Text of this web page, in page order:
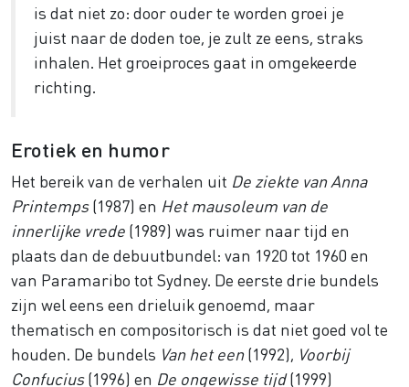
is dat niet zo: door ouder te worden groei je
juist naar de doden toe, je zult ze eens, straks
inhalen. Het groeiproces gaat in omgekeerde
richting.
Erotiek en humor
Het bereik van de verhalen uit De ziekte van Anna
Printemps(1987) en Het mausoleum van de
innerlijke vrede (1989) was ruimer naar tijd en
plaats dan de debuutbundel: van 1920 tot 1960 en
van Paramaribo tot Sydney. De eerste drie bundels
zijn wel eens een drieluik genoemd, maar
thematisch en compositorisch is dat niet goed vol te
houden. De bundels Van het een(1992), Voorbij
Confucius(1996) en De ongewisse tijd(1999)